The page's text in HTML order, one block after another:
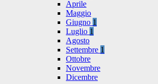
Aprile
Maggio
Giugno 1
Luglio 1
Agosto
Settembre 1
Ottobre
Novembre
Dicembre